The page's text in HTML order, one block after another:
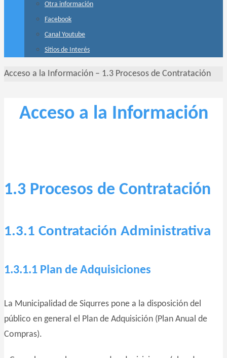
Otra información
Facebook
Canal Youtube
Sitios de Interés
Inicio
Acceso a la Información – 1.3 Procesos de Contratación
Acceso a la Información
1.3 Procesos de Contratación
1.3.1 Contratación Administrativa
1.3.1.1 Plan de Adquisiciones
La Municipalidad de Siqurres pone a la disposición del
público en general el Plan de Adquisición (Plan Anual de
Compras).